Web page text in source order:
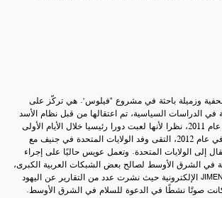
وزميلة باحثة في مشروع “فيلوس". هي تركّز على
الدراسات السياسية، تم اعتقالها من قبل نظام الأسد
في سن الثامنة عشر في عام 2011، نظرا لأنها لعبت دورا رئيسيا خلال الأيام الأولى
للاحتجاجات في سوريا. وفي عام 2012، التقى وفد الولايات المتحدة في جنيف مع
إلى الولايات المتحدة. وتعمل عويس حاليًا على إجراء
في الشرق الأوسط لصالح بعض الشبكات العربية الكبرى،
وذلك من خلال منصة @JIMENA الإلكترونية حيث نشرت عدد من التقارير عن اليهود
صوتًا نشطًا في الدعوة للسلام في الشرق الأوسط.